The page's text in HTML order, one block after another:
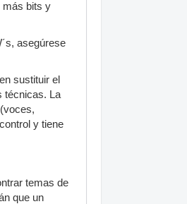
más bits y
asegúrese
sustituir el
técnicas. La
y tiene
temas de
que un